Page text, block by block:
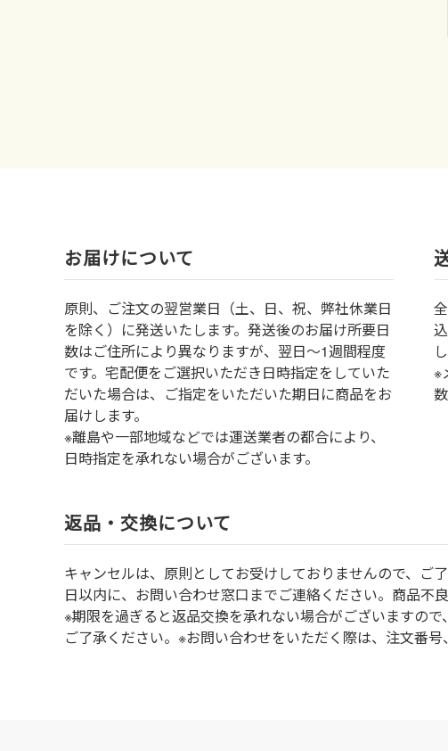
お届けについて
原則、ご注文の翌営業日（土、日、祝、弊社休業日
を除く）に発送いたします。発送後のお届け所要日
数はご住所により異なりますが、翌日～1週間程度
です。宅配便をご選択いただき日時指定をしていた
だいた場合は、ご指定をいただいた期日に商品をお
届けします。
※離島や一部地域などでは運送業者の都合により、
日時指定を承れない場合がございます。
※
返品・交換について
キャンセルは、原則としてお受けしておりませんので、ご
⽇以内に、お問い合わせ窓⼝までご連絡ください。商品不
※期限を過ぎると返品交換を承れない場合がございますの
ご了承ください。※お問い合わせをいただく際は、注文番